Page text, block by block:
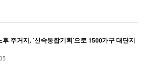
후 주거지, '신속통합기획'으로 1500가구 대단지